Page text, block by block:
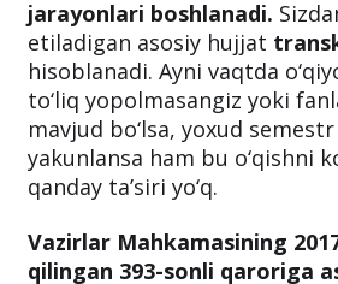
tegishli.
15-iyuldan o‘qishni
jarayonlari boshlanadi.
etiladigan asosiy hujjat
hisoblanadi. Ayni vaqtda
to‘liq yopolmasangiz yoki
yakunlansa ham bu o‘qishni
qanday ta’siri yo‘q.